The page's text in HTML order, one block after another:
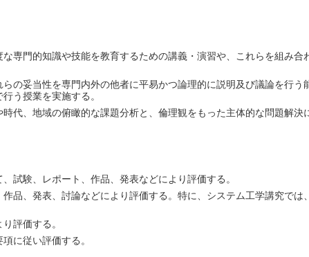
専門的知識や技能を教育するための講義・演習や、これらを組み合
の妥当性を専門内外の他者に平易かつ論理的に説明及び議論を行う
う授業を実施する。
代、地域の俯瞰的な課題分析と、倫理観をもった主体的な問題解決
試験、レポート、作品、発表などにより評価する。
品、発表、討論などにより評価する。特に、システム工学講究では
評価する。
に従い評価する。